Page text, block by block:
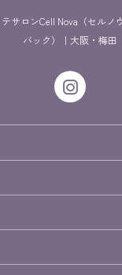
サロンCell Nova（セルノ
バック）｜大阪・梅田